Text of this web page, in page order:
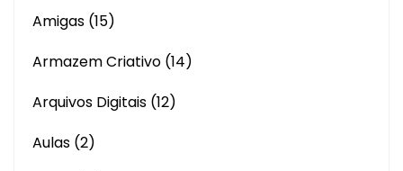
Amigas (15)
Armazem Criativo (14)
Arquivos Digitais (12)
Aulas (2)